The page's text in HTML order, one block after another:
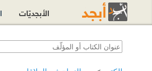
الأبجديّات